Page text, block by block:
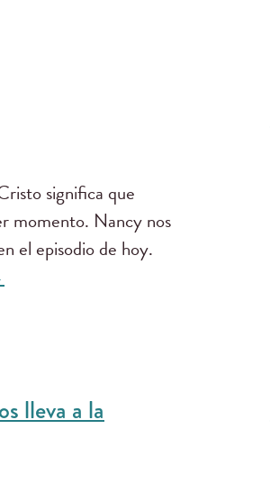
significa que
momento. Nancy nos
el episodio de hoy.
lleva a la